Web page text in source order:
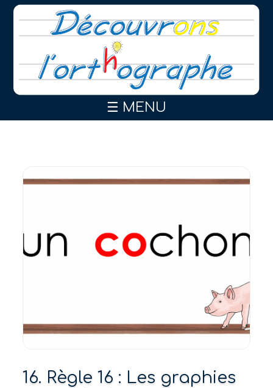
☰ MENU
16. Règle 16 : Les graphies